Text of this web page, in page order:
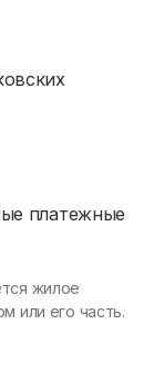
платежные
жилое
или его часть.